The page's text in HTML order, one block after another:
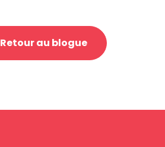
Retour au blogue